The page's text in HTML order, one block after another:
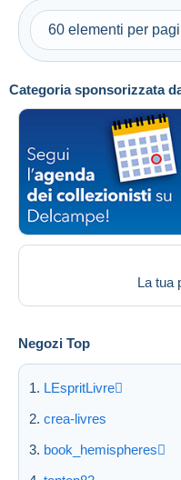
Categoria sponsorizzata
La tua
Negozi Top
LEspritLivre
crea-livres
book_hemispheres